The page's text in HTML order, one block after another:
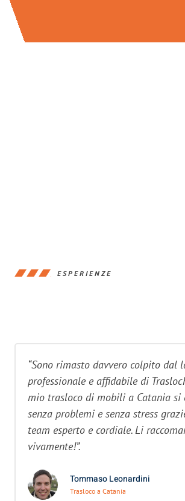
ESPERIENZE
“Sono rimasto davvero colpito dal
professionale e affidabile di
mio trasloco di mobili a Catania si
senza problemi e senza stress
team esperto e cordiale. Li
vivamente!”.
Tommaso Leonardini
Trasloco a Catania